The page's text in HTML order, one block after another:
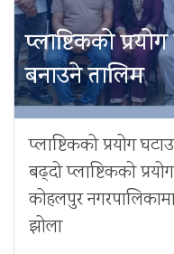
प्लाष्टिकको
बनाउने तालिम
प्लाष्टिकको प्रयोग
बढ्दो प्लाष्टिकको
कोहलपुर
झोला